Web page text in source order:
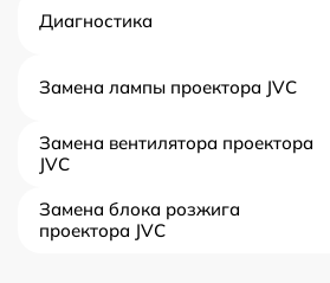
Диагностика
Замена лампы проектора JVC
Замена вентилятора проектора
JVC
Замена блока розжига
проектора JVC